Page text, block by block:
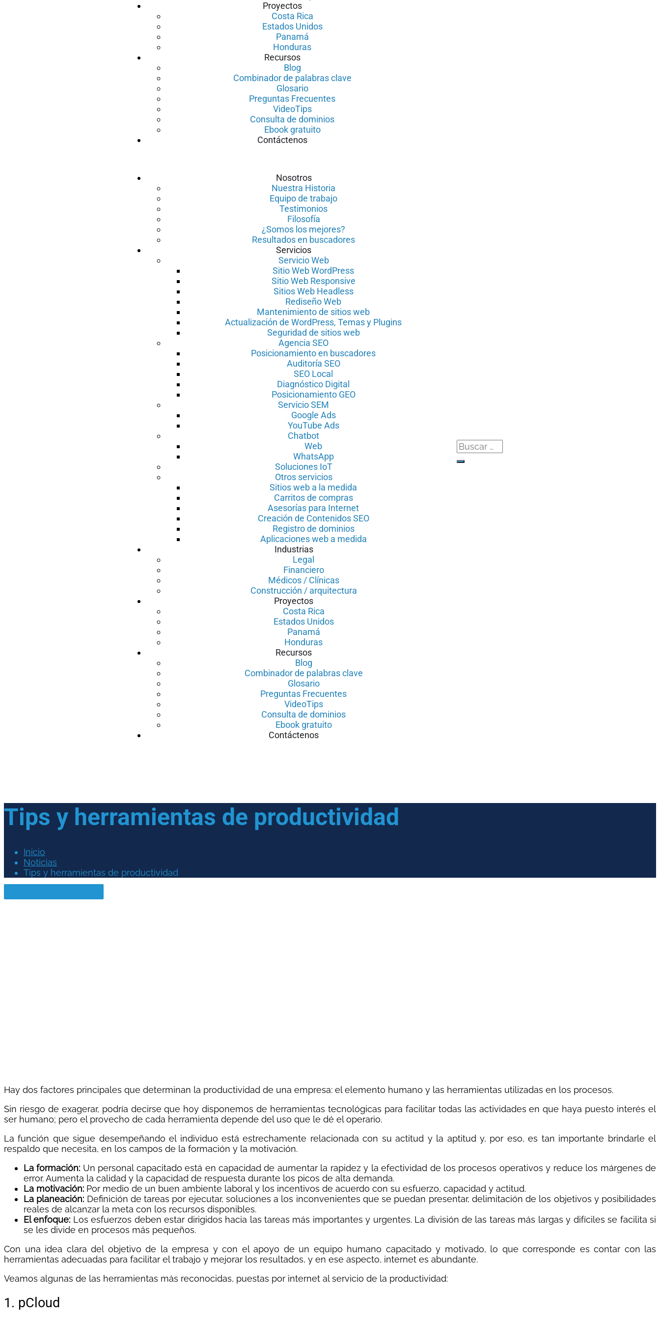
Proyectos
Costa Rica
Estados Unidos
Panamá
Honduras
Recursos
Blog
Combinador de palabras clave
Glosario
Preguntas Frecuentes
VideoTips
Consulta de dominios
Ebook gratuito
Contáctenos
Nosotros
Nuestra Historia
Equipo de trabajo
Testimonios
Filosofía
¿Somos los mejores?
Resultados en buscadores
Servicios
Servicio Web
Sitio Web WordPress
Sitio Web Responsive
Sitios Web Headless
Rediseño Web
Mantenimiento de sitios web
Actualización de WordPress, Temas y Plugins
Seguridad de sitios web
Agencia SEO
Posicionamiento en buscadores
Auditoría SEO
SEO Local
Diagnóstico Digital
Posicionamiento GEO
Servicio SEM
Google Ads
YouTube Ads
Chatbot
Web
WhatsApp
Soluciones IoT
Otros servicios
Sitios web a la medida
Carritos de compras
Asesorías para Internet
Creación de Contenidos SEO
Registro de dominios
Aplicaciones web a medida
Industrias
Legal
Financiero
Médicos / Clínicas
Construcción / arquitectura
Proyectos
Costa Rica
Estados Unidos
Panamá
Honduras
Recursos
Blog
Combinador de palabras clave
Glosario
Preguntas Frecuentes
VideoTips
Consulta de dominios
Ebook gratuito
Contáctenos
Tips y herramientas de productividad
Inicio
Noticias
Tips y herramientas de productividad
Hay dos factores principales que determinan la productividad de una empresa: el elemento humano y las herramientas utilizadas en los procesos.
Sin riesgo de exagerar, podría decirse que hoy disponemos de herramientas tecnológicas para facilitar todas las actividades en que haya puesto interés el
ser humano; pero el provecho de cada herramienta depende del uso que le dé el operario.
La función que sigue desempeñando el individuo está estrechamente relacionada con su actitud y la aptitud y, por eso, es tan importante brindarle el
respaldo que necesita, en los campos de la formación y la motivación.
La formación: Un personal capacitado está en capacidad de aumentar la rapidez y la efectividad de los procesos operativos y reduce los márgenes de
error. Aumenta la calidad y la capacidad de respuesta durante los picos de alta demanda.
La motivación: Por medio de un buen ambiente laboral y los incentivos de acuerdo con su esfuerzo, capacidad y actitud.
La planeación: Definición de tareas por ejecutar, soluciones a los inconvenientes que se puedan presentar, delimitación de los objetivos y posibilidades
reales de alcanzar la meta con los recursos disponibles.
El enfoque: Los esfuerzos deben estar dirigidos hacia las tareas más importantes y urgentes. La división de las tareas más largas y difíciles se facilita si
se les divide en procesos más pequeños.
Con una idea clara del objetivo de la empresa y con el apoyo de un equipo humano capacitado y motivado, lo que corresponde es contar con las
herramientas adecuadas para facilitar el trabajo y mejorar los resultados, y en ese aspecto, internet es abundante.
Veamos algunas de las herramientas más reconocidas, puestas por internet al servicio de la productividad:
1. pCloud